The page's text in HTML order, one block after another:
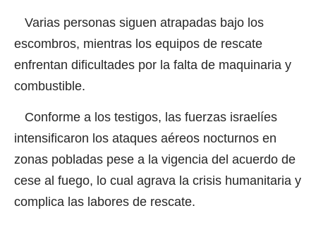
Varias personas siguen atrapadas bajo los
escombros, mientras los equipos de rescate
enfrentan dificultades por la falta de maquinaria y
combustible.
Conforme a los testigos, las fuerzas israelíes
intensificaron los ataques aéreos nocturnos en
zonas pobladas pese a la vigencia del acuerdo de
cese al fuego, lo cual agrava la crisis humanitaria y
complica las labores de rescate.